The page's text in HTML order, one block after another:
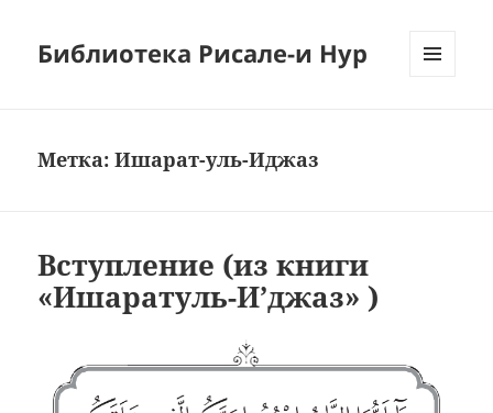
Библиотека Рисале-и Нур
Метка:Ишарат-уль-Иджаз
Вступление (из книги
«Ишаратуль-И’джаз» )